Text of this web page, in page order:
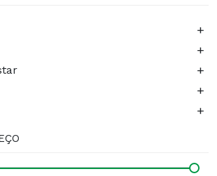
+
+
+
+
+